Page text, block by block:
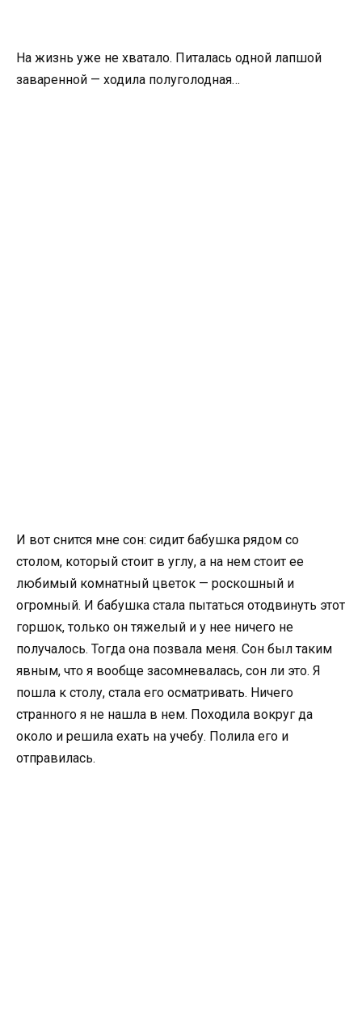
На жизнь уже не хватало. Питалась одной лапшой
заваренной — ходила полуголодная…
И вот снится мне сон: сидит бабушка рядом со
столом, который стоит в углу, а на нем стоит ее
любимый комнатный цветок — роскошный и
огромный. И бабушка стала пытаться отодвинуть этот
горшок, только он тяжелый и у нее ничего не
получалось. Тогда она позвала меня. Сон был таким
явным, что я вообще засомневалась, сон ли это. Я
пошла к столу, стала его осматривать. Ничего
странного я не нашла в нем. Походила вокруг да
около и решила ехать на учебу. Полила его и
отправилась.